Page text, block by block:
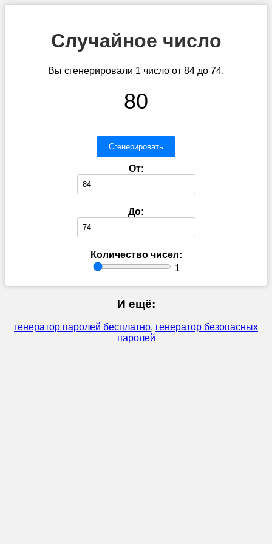
Случайное число
Вы сгенерировали 1 число от 84 до 74.
80
Сгенерировать
От:
До:
Количество чисел:
1
И ещё:
генератор паролей бесплатно, генератор безопасных
паролей